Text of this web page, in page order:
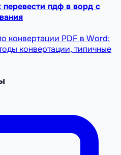
пдф в ворд с
конвертации PDF в Word:
конвертации, типичные